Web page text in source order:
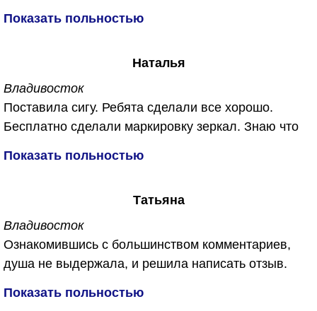
микробов ))))
Обещали, что в машине будет дышаться легко. Не
обманули. Спасибо огромное!
Показать польностью
Наталья
Владивосток
Поставила сигу. Ребята сделали все хорошо.
Бесплатно сделали маркировку зеркал. Знаю что
еще и обработали машину от запахов бесплатно.
Показать польностью
Татьяна
Владивосток
Ознакомившись с большинством комментариев,
душа не выдержала, и решила написать отзыв.
люди. Первый раз обратилась в данную компанию
Показать польностью